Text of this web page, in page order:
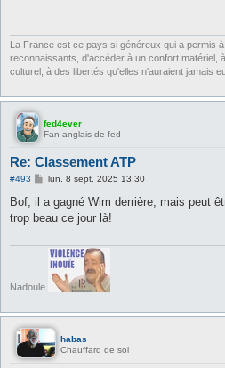
La France est ce pays si généreux qui a permis
reconnaissants, d'accéder à un confort matériel,
culturel, à des libertés qu'elles n'auraient jamais
fed4ever
Fan anglais de fed
Re: Classement ATP
#493
M
s
a
lun. 8 sept. 2025 13:30
Bof, il a gagné Wim derrière, mais peut
trop beau ce jour là!
Nadoule
habas
Chauffard de sol